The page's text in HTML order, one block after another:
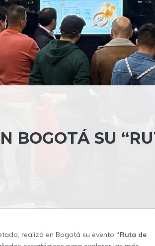
BOGOTÁ SU
realizó en Bogotá su evento “Ruta de